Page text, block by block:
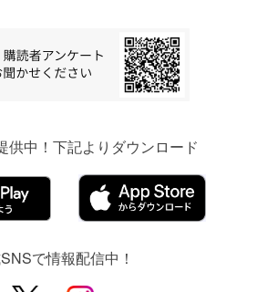
供中！下記よりダウンロード
で情報配信中！